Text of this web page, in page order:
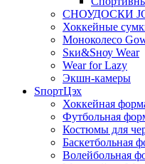
СНОУДОСКИ
Хоккейные
Моноколесо
Sки&Sноу Wear
Wear for Lazy
Экшн-камеры
SпортЦэх
Хоккейная
Футбольная
Костюмы для
Баскетбольная
Волейбольная